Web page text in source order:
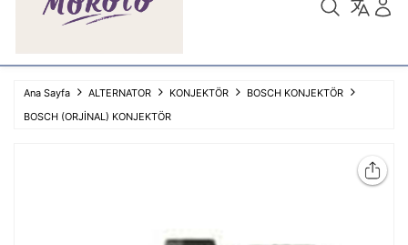
Ana Sayfa ALTERNATOR KONJEKTÖR
BOSCH KONJEKTÖR
BOSCH (ORJİNAL) KONJEKTÖR